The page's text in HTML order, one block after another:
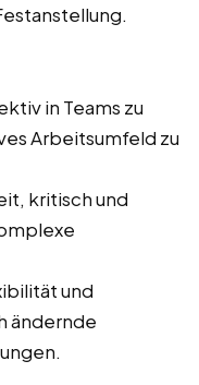
in Teams zu
Arbeitsumfeld zu
kritisch und
und
ändernde